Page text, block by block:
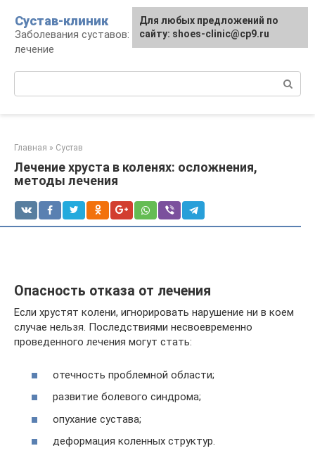
контенту
Сустав-клиник
Заболевания суставов: профилактика и
лечение
Главная » Сустав
Лечение хруста в коленях: осложнения,
методы лечения
Опасность отказа от лечения
Если хрустят колени, игнорировать нарушение ни в коем
случае нельзя. Последствиями несвоевременно
проведенного лечения могут стать:
отечность проблемной области;
развитие болевого синдрома;
опухание сустава;
деформация коленных структур.
Для любых предложений по
сайту: shoes-clinic@cp9.ru